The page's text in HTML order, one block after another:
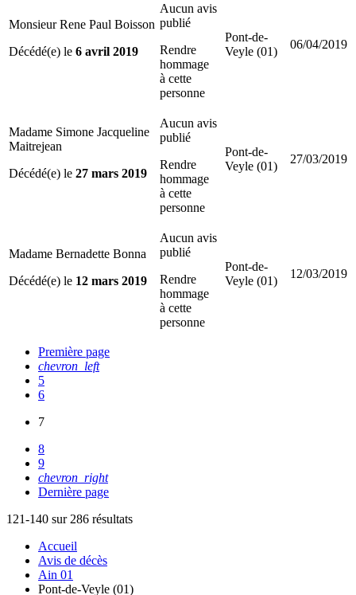
Monsieur Rene Paul Boisson
Décédé(e) le 6 avril 2019
Aucun avis
publié
Rendre
hommage
à cette
personne
Pont-de-
Veyle (01)
06/04/2019
Madame Simone Jacqueline
Maitrejean
Décédé(e) le 27 mars 2019
Aucun avis
publié
Rendre
hommage
à cette
personne
Pont-de-
Veyle (01)
27/03/2019
Madame Bernadette Bonna
Décédé(e) le 12 mars 2019
Aucun avis
publié
Rendre
hommage
à cette
personne
Pont-de-
Veyle (01)
12/03/2019
Première page
chevron_left
5
6
7
8
9
chevron_right
Dernière page
121-140 sur 286 résultats
Accueil
Avis de décès
Ain 01
Pont-de-Veyle (01)